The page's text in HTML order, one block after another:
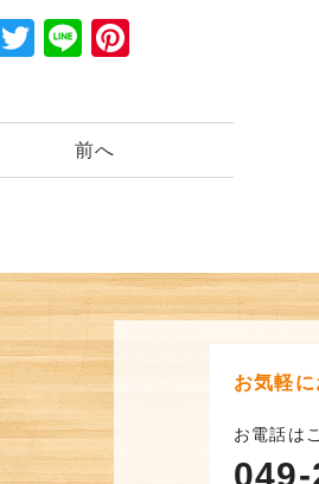
Facebook
Twitter
Line
前へ
お気軽
お電話は